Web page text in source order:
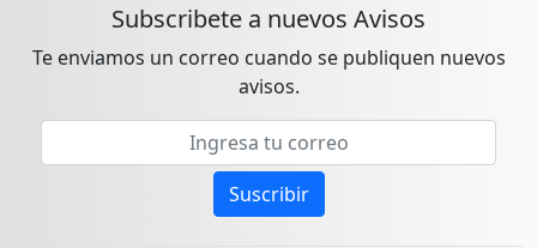
Subscribete a nuevos Avisos
Te enviamos un correo cuando se publiquen nuevos
avisos.
Suscribir